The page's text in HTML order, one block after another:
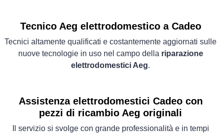
Tecnico Aeg elettrodomestico a Cadeo
Tecnici altamente qualificati e costantemente aggiornati sulle
nuove tecnologie in uso nel campo della riparazione
elettrodomestici Aeg.
Assistenza elettrodomestici Cadeo con
pezzi di ricambio Aeg originali
Il servizio si svolge con grande professionalità e in tempi